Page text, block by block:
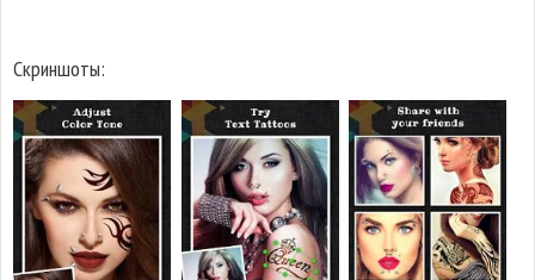
Скриншоты: